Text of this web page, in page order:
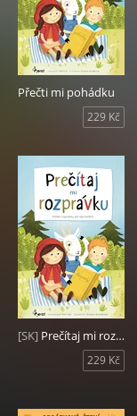
Přečti mi pohádku
229 Kč
[SK] Prečítaj mi rozprávku
229 Kč